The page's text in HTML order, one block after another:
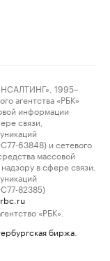
1995–
агентства «РБК»
информации
связи,
63848) и сетевого
массовой
в сфере связи,
82385)
«РБК».
биржа